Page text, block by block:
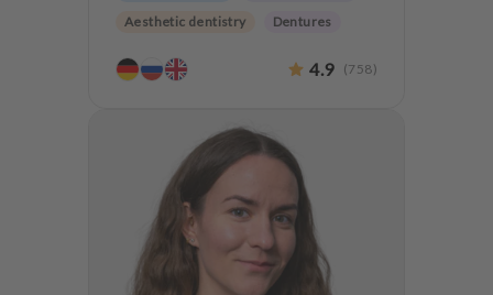
Aesthetic dentistry
Dentures
4.9 (758)